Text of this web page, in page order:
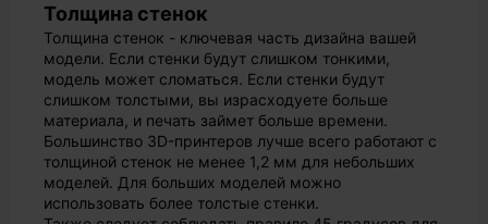
Толщина стенок
Толщина стенок - ключевая часть дизайна вашей
модели. Если стенки будут слишком тонкими,
модель может сломаться. Если стенки будут
слишком толстыми, вы израсходуете больше
материала, и печать займет больше времени.
Большинство 3D-принтеров лучше всего работают с
толщиной стенок не менее 1,2 мм для небольших
моделей. Для больших моделей можно
использовать более толстые стенки.